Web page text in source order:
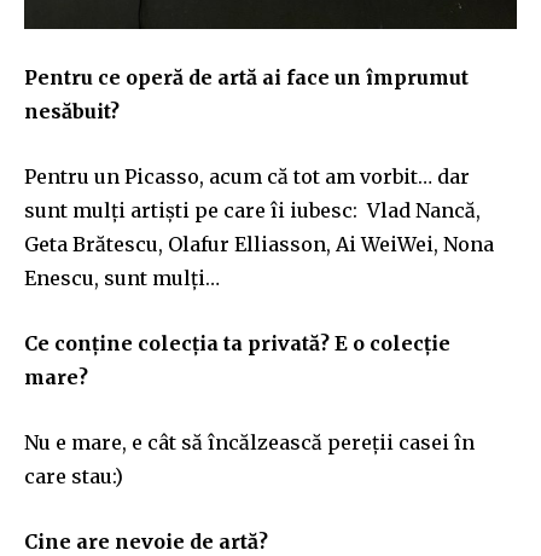
Pentru ce operă de artă ai face un împrumut
nesăbuit?
Pentru un Picasso, acum că tot am vorbit… dar
sunt mulți artiști pe care îi iubesc: Vlad Nancă,
Geta Brătescu, Olafur Elliasson, Ai WeiWei, Nona
Enescu, sunt mulți…
Ce conține colecția ta privată? E o colecție
mare?
Nu e mare, e cât să încălzească pereții casei în
care stau:)
Cine are nevoie de artă?